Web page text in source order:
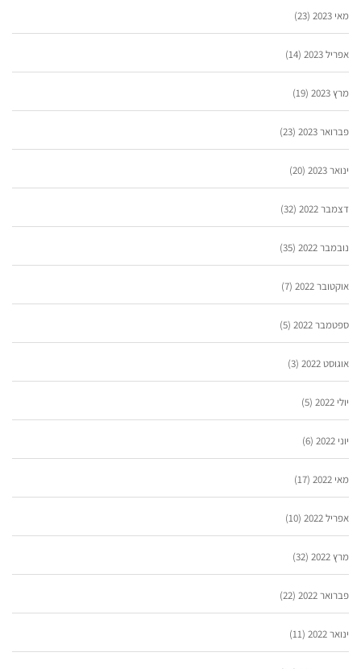
מאי 2023 (23)
אפריל 2023 (14)
מרץ 2023 (19)
פברואר 2023 (23)
ינואר 2023 (20)
דצמבר 2022 (32)
נובמבר 2022 (35)
אוקטובר 2022 (7)
ספטמבר 2022 (5)
אוגוסט 2022 (3)
יולי 2022 (5)
יוני 2022 (6)
מאי 2022 (17)
אפריל 2022 (10)
מרץ 2022 (32)
פברואר 2022 (22)
ינואר 2022 (11)